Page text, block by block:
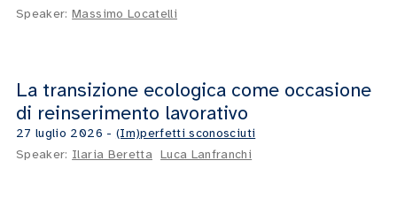
Speaker:Massimo Locatelli
14:47
La transizione ecologica come occasione
di reinserimento lavorativo
27 luglio 2026 - (Im)perfetti sconosciuti
Speaker: Ilaria Beretta Luca Lanfranchi